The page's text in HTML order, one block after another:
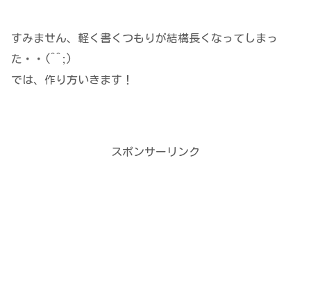
すみません、軽く書くつもりが結構長くなってしまっ
た・・(^^;)
では、作り方いきます！
スポンサーリンク